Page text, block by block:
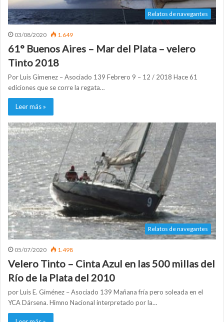
Relatos de navegantes
03/08/2020 1.649
61° Buenos Aires – Mar del Plata – velero
Tinto 2018
Por Luis Gimenez – Asociado 139 Febrero 9 – 12 / 2018 Hace 61
ediciones que se corre la regata…
Leer más »
Relatos de navegantes
05/07/2020 1.498
Velero Tinto – Cinta Azul en las 500 millas del
Río de la Plata del 2010
por Luis E. Giménez – Asociado 139 Mañana fría pero soleada en el
YCA Dársena. Himno Nacional interpretado por la…